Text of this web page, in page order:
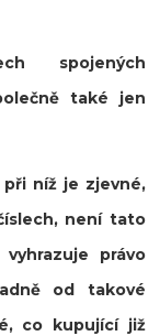
spojených
také jen
níž je zjevné,
není tato
právo
od takové
co kupující již